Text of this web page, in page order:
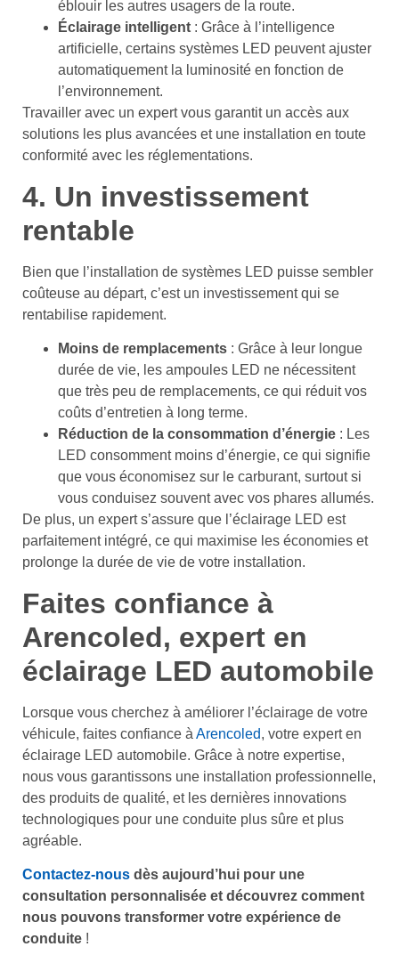
éblouir les autres usagers de la route.
Éclairage intelligent : Grâce à l’intelligence
artificielle, certains systèmes LED peuvent ajuster
automatiquement la luminosité en fonction de
l’environnement.
Travailler avec un expert vous garantit un accès aux
solutions les plus avancées et une installation en toute
conformité avec les réglementations.
4. Un investissement
rentable
Bien que l’installation de systèmes LED puisse sembler
coûteuse au départ, c’est un investissement qui se
rentabilise rapidement.
Moins de remplacements : Grâce à leur longue
durée de vie, les ampoules LED ne nécessitent
que très peu de remplacements, ce qui réduit vos
coûts d’entretien à long terme.
Réduction de la consommation d’énergie : Les
LED consomment moins d’énergie, ce qui signifie
que vous économisez sur le carburant, surtout si
vous conduisez souvent avec vos phares allumés.
De plus, un expert s’assure que l’éclairage LED est
parfaitement intégré, ce qui maximise les économies et
prolonge la durée de vie de votre installation.
Faites confiance à
Arencoled, expert en
éclairage LED automobile
Lorsque vous cherchez à améliorer l’éclairage de votre
véhicule, faites confiance à Arencoled, votre expert en
éclairage LED automobile. Grâce à notre expertise,
nous vous garantissons une installation professionnelle,
des produits de qualité, et les dernières innovations
technologiques pour une conduite plus sûre et plus
agréable.
Contactez-nous dès aujourd’hui pour une
consultation personnalisée et découvrez comment
nous pouvons transformer votre expérience de
conduite !